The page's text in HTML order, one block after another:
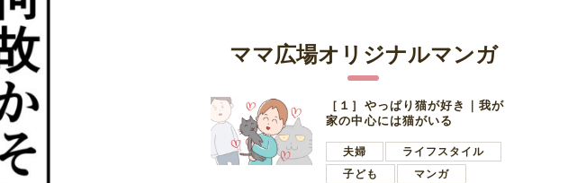
ママ広場オリジナルマンガ
［１］やっぱり猫が好き｜我が
家の中心には猫がいる
夫婦
ライフスタイル
子ども
マンガ